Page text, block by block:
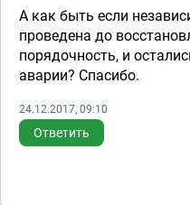
А как быть если
проведена до
порядочность, и
аварии? Спасибо.
24.12.2017, 09:10
Ответить